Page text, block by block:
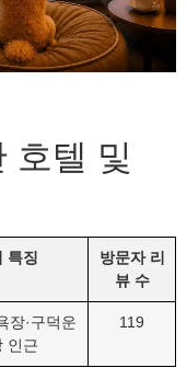
호텔 및
특징
방문자 리
뷰 수
장·구덕운
인근
119